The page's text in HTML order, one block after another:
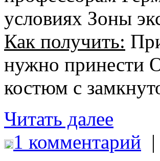
условиях Зоны
Как получить:
нужно принести
костюм с
Читать далее
1 комментарий |